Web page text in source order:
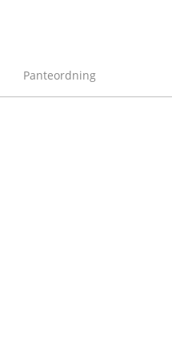
Panteordning